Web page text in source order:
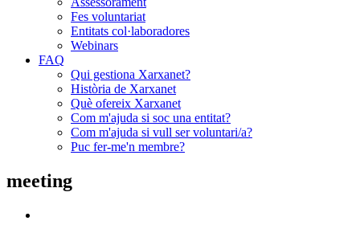
Fes voluntariat
Entitats col·laboradores
Webinars
FAQ
Qui gestiona Xarxanet?
Història de Xarxanet
Què ofereix Xarxanet
Com m'ajuda si soc una entitat?
Com m'ajuda si vull ser voluntari/a?
Puc fer-me'n membre?
meeting